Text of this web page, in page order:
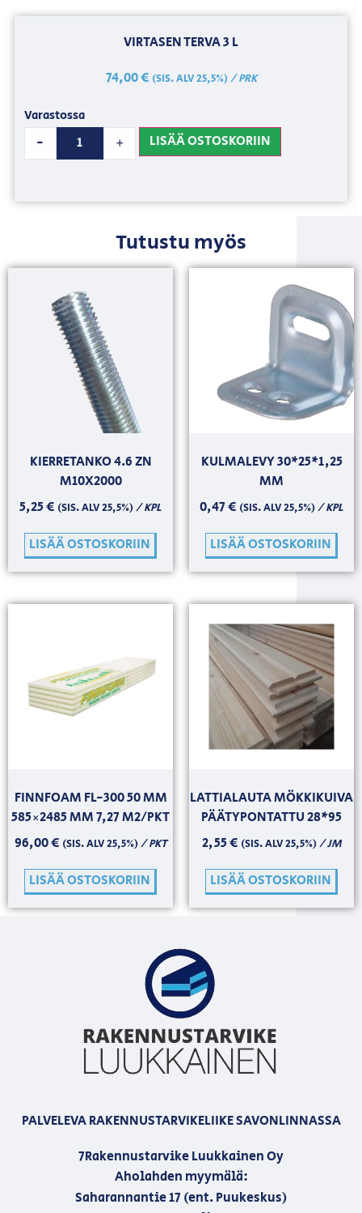
VIRTASEN TERVA 3 L
74,00€ (SIS. ALV 25,5%)/ PRK
Varastossa
- + LISÄÄ OSTOSKORIIN
Tutustu myös
KIERRETANKO 4.6 ZN
M10X2000
5,25€ (SIS. ALV 25,5%)/ KPL
LISÄÄ OSTOSKORIIN
KULMALEVY 30*25*1,25
MM
0,47€ (SIS. ALV 25,5%)/ KPL
LISÄÄ OSTOSKORIIN
FINNFOAM FL-300 50 MM
585×2485 MM 7,27 M2/PKT
96,00€ (SIS. ALV 25,5%)/ PKT
LISÄÄ OSTOSKORIIN
LATTIALAUTA MÖKKIKUIVA
PÄÄTYPONTATTU 28*95
2,55€ (SIS. ALV 25,5%)/ JM
LISÄÄ OSTOSKORIIN
PALVELEVA RAKENNUSTARVIKELIIKE SAVONLINNASSA
7Rakennustarvike Luukkainen Oy
Aholahden myymälä:
Saharannantie 17 (ent. Puukeskus)